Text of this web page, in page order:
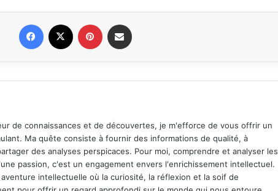
de connaissances et de découvertes, je m'efforce de vous offrir un
Ma quête consiste à fournir des informations de qualité, à
des analyses perspicaces. Pour moi, comprendre et analyser les
passion, c'est un engagement envers l'enrichissement intellectuel.
intellectuelle où la curiosité, la réflexion et la soif de